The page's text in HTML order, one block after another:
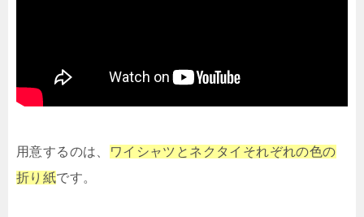
用意するのは、
ワイシャツとネクタイそれぞれの色の
折り紙です。